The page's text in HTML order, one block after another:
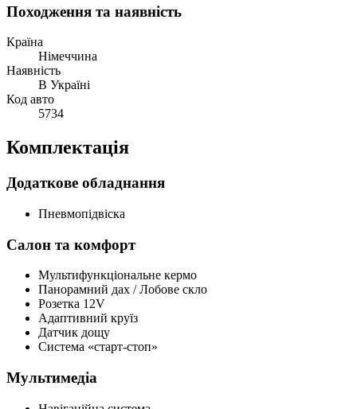
Походження та наявність
Країна
Німеччина
Наявність
В Україні
Код авто
5734
Комплектація
Додаткове обладнання
Пневмопідвіска
Салон та комфорт
Мультифункціональне кермо
Панорамний дах / Лобове скло
Розетка 12V
Адаптивний круїз
Датчик дощу
Система «старт-стоп»
Мультимедіа